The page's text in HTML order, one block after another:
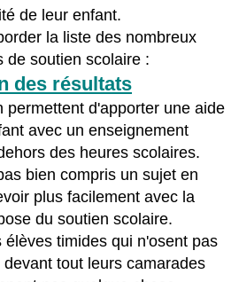
de leur enfant.
la liste des nombreux
de soutien scolaire :
des résultats
permettent d'apporter une aide
avec un enseignement
des heures scolaires.
bien compris un sujet en
plus facilement avec la
du soutien scolaire.
élèves timides qui n'osent pas
tout leurs camarades